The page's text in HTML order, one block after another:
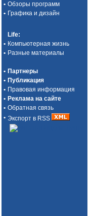
• Обзоры программ
• Графика и дизайн
Life:
• Компьютерная жизнь
• Разные материалы
• Партнеры
• Публикация
• Правовая информация
• Реклама на сайте
• Обратная связь
• Экспорт в RSS